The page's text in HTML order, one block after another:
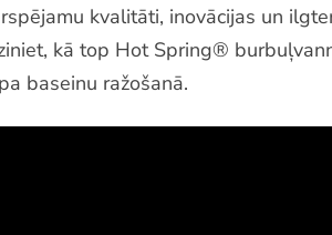
kvalitāti, inovācijas un
kā top Hot Spring®
baseinu ražošanā.